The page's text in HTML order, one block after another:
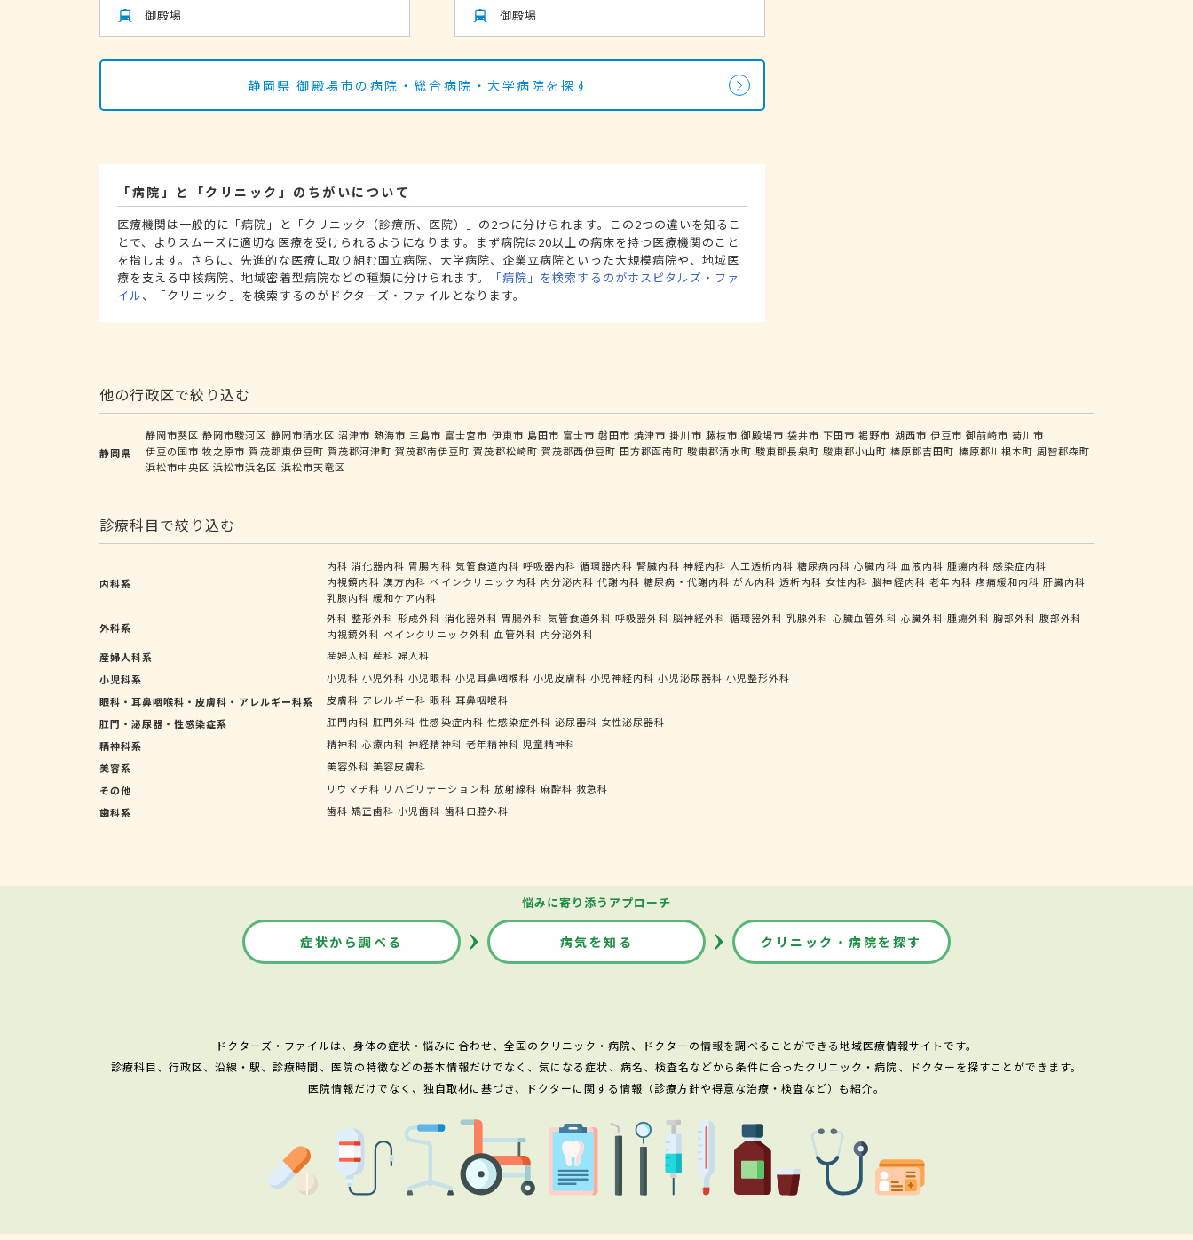
御殿場
御殿場
静岡県 御殿場市の病院・総合病院・大学病院を探す
「病院」と「クリニック」のちがいについて
医療機関は一般的に「病院」と「クリニック（診療所、医院）」の2つに分けられます。この2つの違いを知るこ
とで、よりスムーズに適切な医療を受けられるようになります。まず病院は20以上の病床を持つ医療機関のこと
を指します。さらに、先進的な医療に取り組む国立病院、大学病院、企業立病院といった大規模病院や、地域医
療を支える中核病院、地域密着型病院などの種類に分けられます。
「病院」を検索するのがホスピタルズ・ファ
イル、「クリニック」を検索するのがドクターズ・ファイルとなります。
他の行政区で絞り込む
静岡県
静岡市葵区 静岡市駿河区 静岡市清水区 沼津市 熱海市 三島市 富士宮市 伊東市 島田市 富士市 磐田市 焼津市 掛川市 藤枝市 御殿場市 袋井市 下田市 裾野市 湖西市 伊豆市 御前崎市 菊川市
伊豆の国市 牧之原市 賀茂郡東伊豆町 賀茂郡河津町 賀茂郡南伊豆町 賀茂郡松崎町 賀茂郡西伊豆町 田方郡函南町 駿東郡清水町 駿東郡長泉町 駿東郡小山町 榛原郡吉田町 榛原郡川根本町 周智郡森町
浜松市中央区 浜松市浜名区 浜松市天竜区
診療科目で絞り込む
内科系
内科 消化器内科 胃腸内科 気管食道内科 呼吸器内科 循環器内科 腎臓内科 神経内科 人工透析内科 糖尿病内科 心臓内科 血液内科 腫瘍内科 感染症内科
内視鏡内科 漢方内科 ペインクリニック内科 内分泌内科 代謝内科 糖尿病・代謝内科 がん内科 透析内科 女性内科 脳神経内科 老年内科 疼痛緩和内科 肝臓内科
乳腺内科 緩和ケア内科
外科系
外科 整形外科 形成外科 消化器外科 胃腸外科 気管食道外科 呼吸器外科 脳神経外科 循環器外科 乳腺外科 心臓血管外科 心臓外科 腫瘍外科 胸部外科 腹部外科
内視鏡外科 ペインクリニック外科 血管外科 内分泌外科
産婦人科系
産婦人科 産科 婦人科
小児科系
小児科 小児外科 小児眼科 小児耳鼻咽喉科 小児皮膚科 小児神経内科 小児泌尿器科 小児整形外科
眼科・耳鼻咽喉科・皮膚科・アレルギー科系
皮膚科 アレルギー科 眼科 耳鼻咽喉科
肛門・泌尿器・性感染症系
肛門内科 肛門外科 性感染症内科 性感染症外科 泌尿器科 女性泌尿器科
精神科系
精神科 心療内科 神経精神科 老年精神科 児童精神科
美容系
美容外科 美容皮膚科
その他
リウマチ科 リハビリテーション科 放射線科 麻酔科 救急科
歯科系
歯科 矯正歯科 小児歯科 歯科口腔外科
悩みに寄り添うアプローチ
症状から調べる 病気を知る クリニック・病院を探す
ドクターズ・ファイルは、身体の症状・悩みに合わせ、全国のクリニック・病院、ドクターの情報を調べることができる地域医療情報サイトです。
診療科目、行政区、沿線・駅、診療時間、医院の特徴などの基本情報だけでなく、気になる症状、病名、検査名などから条件に合ったクリニック・病院、ドクターを探すことができます。
医院情報だけでなく、独自取材に基づき、ドクターに関する情報（診療方針や得意な治療・検査など）も紹介。